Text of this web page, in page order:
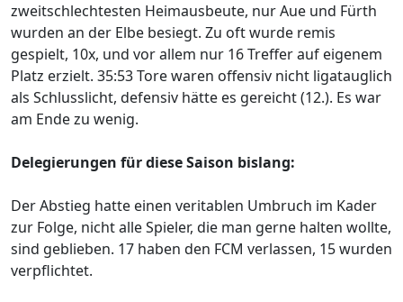
zweitschlechtesten Heimausbeute, nur Aue und Fürth
wurden an der Elbe besiegt. Zu oft wurde remis
gespielt, 10x, und vor allem nur 16 Treffer auf eigenem
Platz erzielt. 35:53 Tore waren offensiv nicht ligatauglich
als Schlusslicht, defensiv hätte es gereicht (12.). Es war
am Ende zu wenig.
Delegierungen für diese Saison bislang:
Der Abstieg hatte einen veritablen Umbruch im Kader
zur Folge, nicht alle Spieler, die man gerne halten wollte,
sind geblieben. 17 haben den FCM verlassen, 15 wurden
verpflichtet.